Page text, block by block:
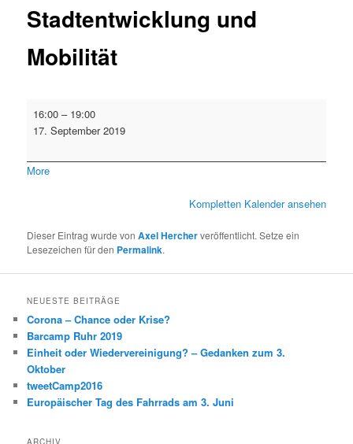
Stadtentwicklung und
Mobilität
für
die
der
für
Wirtschaft,
Stadtentwicklung
Mobilität
16:00 – 19:00
17. September 2019
Moreabout
Kompletten Kalender ansehen
Dieser Eintrag wurde vonAxel Hercherveröffentlicht. Setze ein
Lesezeichen für den Permalink.
NEUESTE BEITRÄGE
Corona – Chance oder Krise?
Barcamp Ruhr 2019
Einheit oder Wiedervereinigung? – Gedanken zum 3.
Oktober
tweetCamp2016
Europäischer Tag des Fahrrads am 3. Juni
ARCHIV